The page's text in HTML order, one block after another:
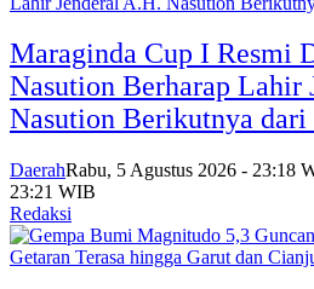
Maraginda Cup I Resmi
Nasution Berharap Lahir
Nasution Berikutnya dari
DaerahRabu, 5 Agustus 2026 - 23:18
23:21 WIB
Redaksi